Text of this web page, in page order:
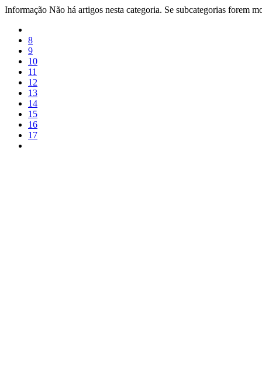
Informação Não há artigos nesta categoria. Se subcategorias forem
8
9
10
11
12
13
14
15
16
17